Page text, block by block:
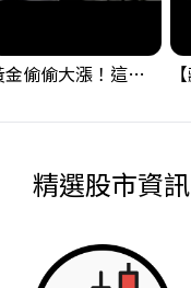
黃金偷偷大漲！這才是決定台股生死的「真風向球」！｜Mr.Jimmy高志銘 #黃金 #美元指數 #聯準會
精選股市資訊